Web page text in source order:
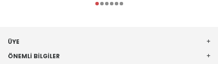
ÜYE
ÖNEMLI BILGILER